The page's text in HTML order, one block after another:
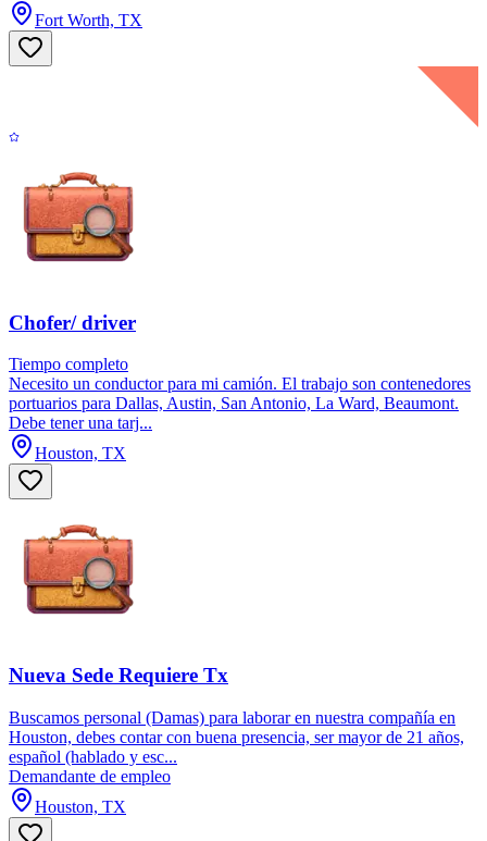
Fort Worth, TX
Chofer/ driver
Tiempo completo
Necesito un conductor para mi camión. El trabajo son contenedores
portuarios para Dallas, Austin, San Antonio, La Ward, Beaumont.
Debe tener una tarj...
Houston, TX
Nueva Sede Requiere Tx
Buscamos personal (Damas) para laborar en nuestra compañía en
Houston, debes contar con buena presencia, ser mayor de 21 años,
español (hablado y esc...
Demandante de empleo
Houston, TX